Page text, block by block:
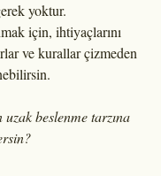
yoktur.
için, ihtiyaçlarını
ve kurallar çizmeden
beslenme tarzına